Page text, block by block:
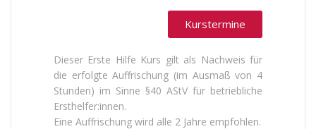
Kurstermine
Dieser Erste Hilfe Kurs gilt als Nachweis für
die erfolgte Auffrischung (im Ausmaß von 4
Stunden) im Sinne §40 AStV für betriebliche
Ersthelfer:innen.
Eine Auffrischung wird alle 2 Jahre empfohlen.